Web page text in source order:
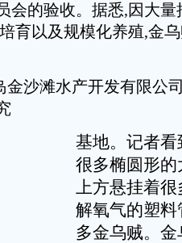
会的验收。据悉,因大量
育以及规模化养殖,金
沙滩水产开发有限公
基地。记者
很多椭圆形
上方悬挂着
解氧气的塑
多金乌贼。